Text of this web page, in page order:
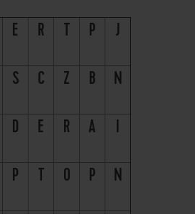
E R T P J
S C Z B N
D E R A
P T O P N